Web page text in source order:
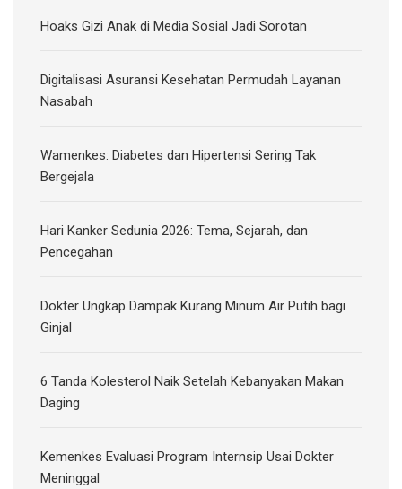
Hoaks Gizi Anak di Media Sosial Jadi Sorotan
Digitalisasi Asuransi Kesehatan Permudah Layanan
Nasabah
Wamenkes: Diabetes dan Hipertensi Sering Tak
Bergejala
Hari Kanker Sedunia 2026: Tema, Sejarah, dan
Pencegahan
Dokter Ungkap Dampak Kurang Minum Air Putih bagi
Ginjal
6 Tanda Kolesterol Naik Setelah Kebanyakan Makan
Daging
Kemenkes Evaluasi Program Internsip Usai Dokter
Meninggal